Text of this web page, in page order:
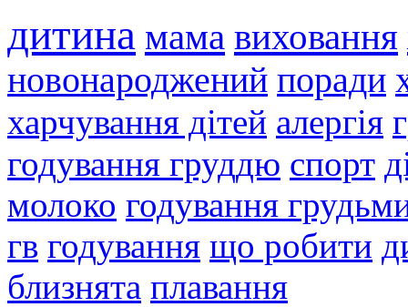
дитина мама виховання
новонароджений поради
харчування дітей алергія
годування груддю спорт
молоко годування
гв годування що робити
близнята плавання